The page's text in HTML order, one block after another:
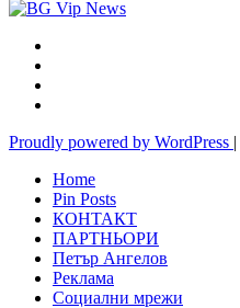
Proudly powered by WordPress |
Home
Pin Posts
КОНТАКТ
ПАРТНЬОРИ
Петър Ангелов
Реклама
Социални мрежи